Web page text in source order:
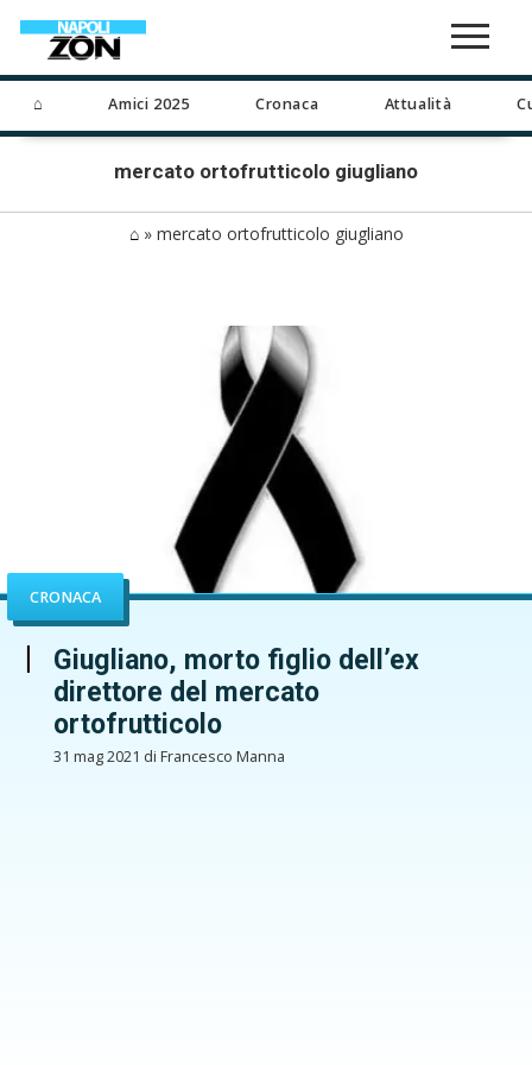
⌂ Amici 2025 Cronaca Attualità
mercato ortofrutticolo giugliano
⌂» mercato ortofrutticolo giugliano
CRONACA
Giugliano, morto figlio dell’ex
direttore del mercato
ortofrutticolo
31 mag 2021 di Francesco Manna